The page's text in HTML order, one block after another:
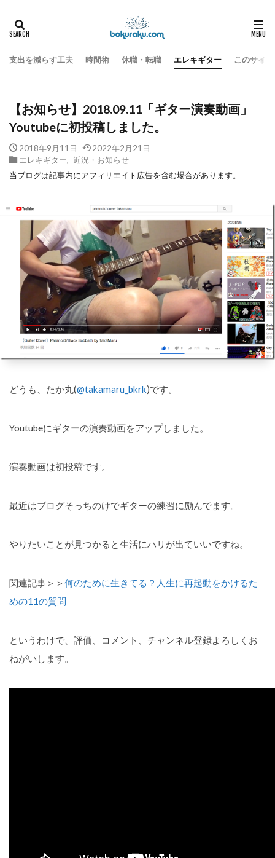
支出を減らす工夫 時間術 休職・転職 エレキギター このサイ
【お知らせ】2018.09.11「ギター演奏動画」Youtubeに初投稿しまし
【お知らせ】2018.09.11「ギター演奏動画」
Youtubeに初投稿しました。
2018年9月11日
2022年2月21日
エレキギター
近況・お知らせ
当ブログは記事内にアフィリエイト広告を含む場合があります。
どうも、たか丸(@takamaru_bkrk)です。
Youtubeにギターの演奏動画をアップしました。
演奏動画は初投稿です。
最近はブログそっちのけでギターの練習に励んでます。
やりたいことが見つかると生活にハリが出ていいですね。
関連記事＞＞ 何のために生きてる？人生に再起動をかけるた
めの11の質問
というわけで、評価、コメント、チャンネル登録よろしくお
ねがいします。